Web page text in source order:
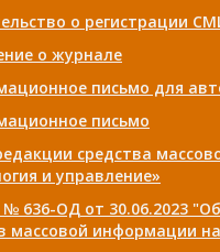
о регистрации
о журнале
письмо для
письмо
средства
и управление»
№ 636-ОД от 30.06.2023
массовой информации